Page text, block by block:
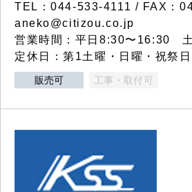
TEL：044-533-4111 / FAX：
aneko@citizou.co.jp
営業時間：平日8:30〜16:30
定休日：第1土曜・日曜・祝祭日
販売可 工事・取付可